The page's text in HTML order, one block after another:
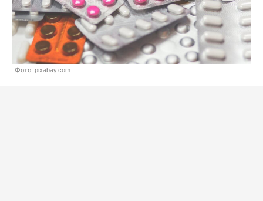
Фото: pixabay.com